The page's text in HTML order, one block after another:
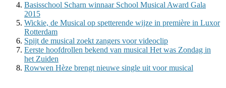
Basisschool Scharn winnaar School Musical Award Gala
2015
Wickie, de Musical op spetterende wijze in première in Luxor
Rotterdam
Spijt de musical zoekt zangers voor videoclip
Eerste hoofdrollen bekend van musical Het was Zondag in
het Zuiden
Rowwen Hèze brengt nieuwe single uit voor musical